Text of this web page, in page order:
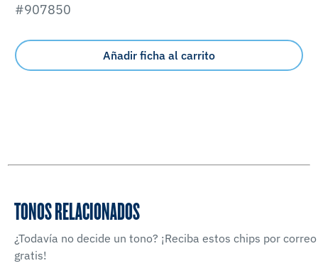
#907850
Añadir ficha al carrito
TONOS RELACIONADOS
¿Todavía no decide un tono? ¡Reciba estos chips por correo
gratis!